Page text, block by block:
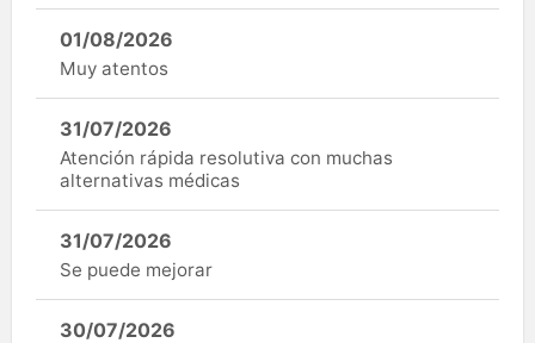
01/08/2026
Muy atentos
31/07/2026
Atención rápida resolutiva con muchas
alternativas médicas
31/07/2026
Se puede mejorar
30/07/2026